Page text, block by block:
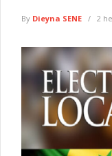
By Dieyna SENE 2